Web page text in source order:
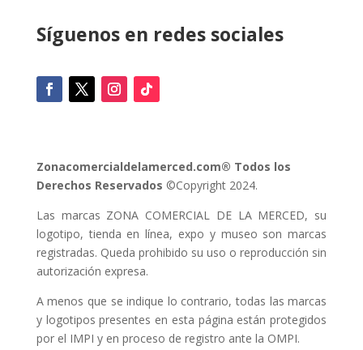
Síguenos en redes sociales
Zonacomercialdelamerced.com® Todos los
Derechos Reservados ©Copyright 2024.
Las marcas ZONA COMERCIAL DE LA MERCED, su
logotipo, tienda en línea, expo y museo son marcas
registradas. Queda prohibido su uso o reproducción sin
autorización expresa.
A menos que se indique lo contrario, todas las marcas
y logotipos presentes en esta página están protegidos
por el IMPI y en proceso de registro ante la OMPI.